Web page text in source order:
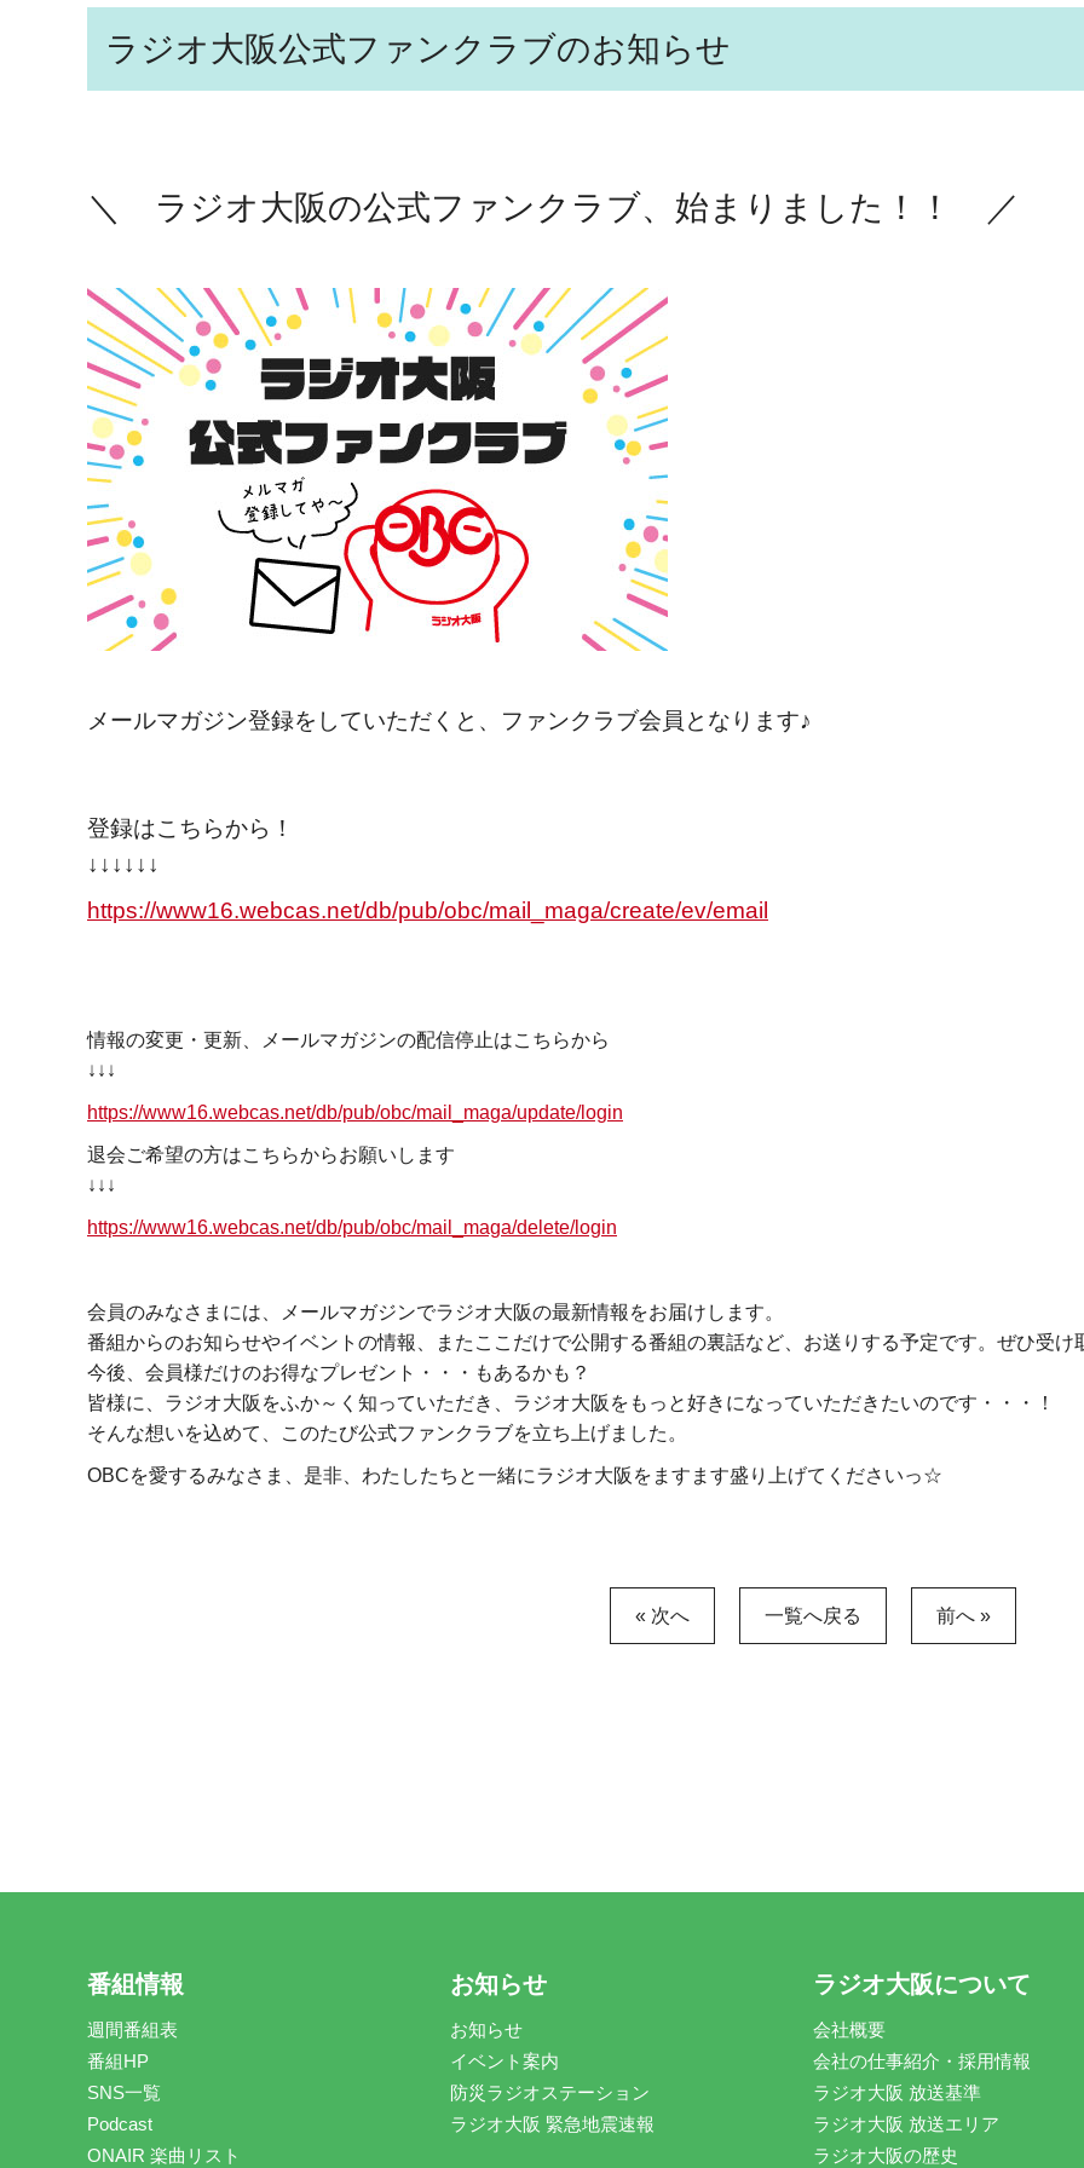
ラジオ大阪公式ファンクラブのお知らせ
＼ ラジオ大阪の公式ファンクラブ、始まりました！！ ／
メールマガジン登録をしていただくと、ファンクラブ会員となります♪
登録はこちらから！
↓↓↓↓↓↓
https://www16.webcas.net/db/pub/obc/mail_maga/create/ev/email
情報の変更・更新、メールマガジンの配信停止はこちらから
↓↓↓
https://www16.webcas.net/db/pub/obc/mail_maga/update/login
退会ご希望の方はこちらからお願いします
↓↓↓
https://www16.webcas.net/db/pub/obc/mail_maga/delete/login
会員のみなさまには、メールマガジンでラジオ大阪の最新情報をお届けします。
番組からのお知らせやイベントの情報、またここだけで公開する番組の裏話など、お送りする予定です。ぜひ受
今後、会員様だけのお得なプレゼント・・・もあるかも？
皆様に、ラジオ大阪をふか～く知っていただき、ラジオ大阪をもっと好きになっていただきたいのです・・・！
そんな想いを込めて、このたび公式ファンクラブを立ち上げました。
OBCを愛するみなさま、是非、わたしたちと一緒にラジオ大阪をますます盛り上げてくださいっ☆
« 次へ 一覧へ戻る 前へ »
番組情報
週間番組表
番組HP
SNS一覧
Podcast
ONAIR 楽曲リスト
お知らせ
お知らせ
イベント案内
防災ラジオステーション
ラジオ大阪 緊急地震速報
ラジオ大阪について
会社概要
会社の仕事紹介・採用情報
ラジオ大阪 放送基準
ラジオ大阪 放送エリア
ラジオ大阪の歴史